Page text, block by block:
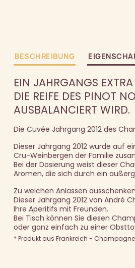
BESCHREIBUNG
EIN JAHRGANGS
DIE REIFE DES PINOT
AUSBALANCIERT WIRD.
Die Cuvée Jahrgang 2012 des
Dieser Jahrgang 2012 wurde auf
Cru-Weinbergen der Familie
Bei der Dosierung weist dieser
Aromen, die sich durch ein
Zu welchen Anlässen
Dieser Jahrgang 2012 von André
Ihre Aperitifs mit Freunden.
Bei Tisch können Sie diesen
oder ganz einfach zu einer
* Produkt aus Frankreich -